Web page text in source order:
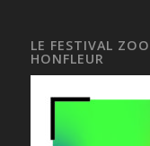
LE FESTIVAL
HONFLEUR